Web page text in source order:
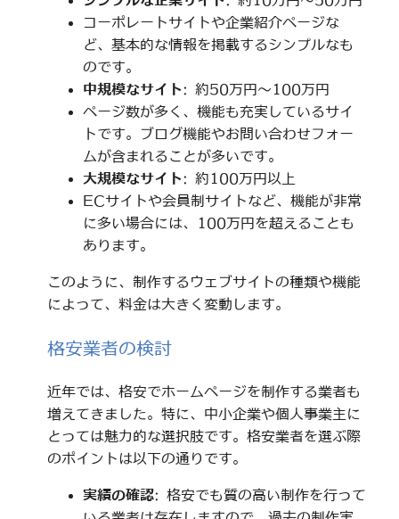
コーポレートサイトや企業紹介ページな
ど、基本的な情報を掲載するシンプルなも
のです。
中規模なサイト: 約50万円～100万円
ページ数が多く、機能も充実しているサイ
トです。ブログ機能やお問い合わせフォー
ムが含まれることが多いです。
大規模なサイト: 約100万円以上
ECサイトや会員制サイトなど、機能が非常
に多い場合には、100万円を超えることも
あります。
このように、制作するウェブサイトの種類や機能
によって、料金は大きく変動します。
格安業者の検討
近年では、格安でホームページを制作する業者も
増えてきました。特に、中小企業や個人事業主に
とっては魅力的な選択肢です。格安業者を選ぶ際
のポイントは以下の通りです。
実績の確認: 格安でも質の高い制作を行って